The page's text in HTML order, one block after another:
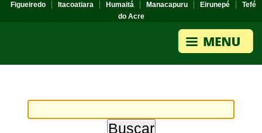
Figueiredo
Itacoatiara Humaitá Manacapuru Eirunepé
Tefé
do Acre